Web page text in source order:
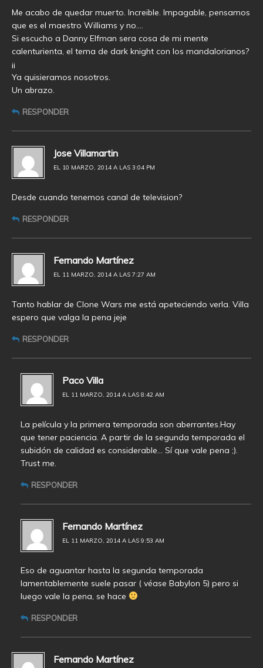
Me acabo de quedar muerto. Increible. Impagable, pensamos
que es el maestro Williams y no….
Si escucho a Danny Elfman sera cosa de mi mente
calenturienta, el tema de dark knight con los mandalorianos?
¡¡
Ya quisieramos nosotros.
Un abrazo.
RESPONDER
Jose Villamartin
EL 10 MARZO, 2014 A LAS 3:04 PM
Desde cuando tenemos canal de television?
RESPONDER
Fernando Martínez
EL 11 MARZO, 2014 A LAS 7:27 AM
Tanto hablar de Clone Wars me está apeteciendo verla. Villa
espero que valga la pena jeje
RESPONDER
Paco Villa
EL 11 MARZO, 2014 A LAS 8:42 AM
La película y la primera temporada son aberrantes.Hay
que tener paciencia. A partir de la segunda temporada el
subidón de calidad es considerable… Sí que vale pena ;).
Trust me.
RESPONDER
Fernando Martínez
EL 11 MARZO, 2014 A LAS 9:53 AM
Eso de aguantar hasta la segunda temporada
lamentablemente suele pasar ( véase Babylon 5) pero si
luego vale la pena, se hace
RESPONDER
Fernando Martínez